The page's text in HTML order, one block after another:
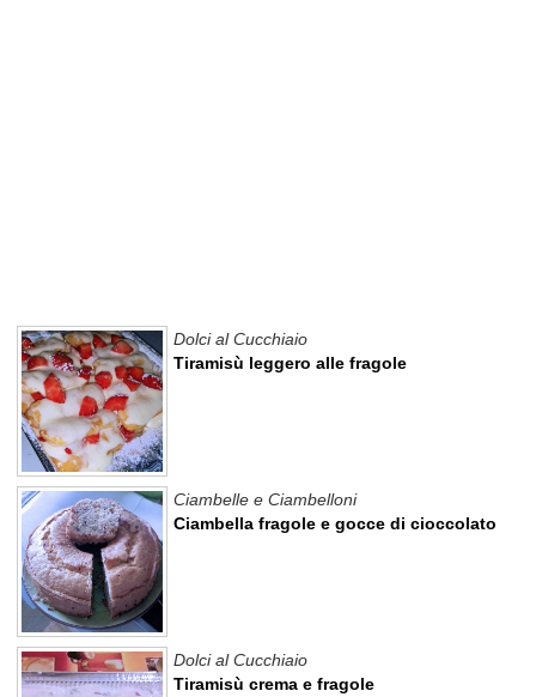
Tiramisù leggero alle fragole
Dolci al Cucchiaio
Ciambella fragole e gocce di cioccolato
Ciambelle e Ciambelloni
Tiramisù crema e fragole
Dolci al Cucchiaio